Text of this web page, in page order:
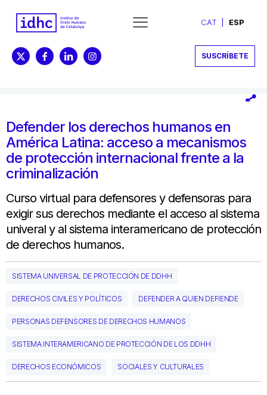
CAT ESP
SUSCRÍBETE
Defender los derechos humanos en
América Latina: acceso a mecanismos
de protección internacional frente a la
criminalización
Curso virtual para defensores y defensoras para
exigir sus derechos mediante el acceso al sistema
univeral y al sistema interamericano de protección
de derechos humanos.
SISTEMA UNIVERSAL DE PROTECCIÓN DE DDHH
DERECHOS CIVILES Y POLÍTICOS DEFENDER A QUIEN DEFIENDE
PERSONAS DEFENSORES DE DERECHOS HUMANOS
SISTEMA INTERAMERICANO DE PROTECCIÓN DE LOS DDHH
DERECHOS ECONÓMICOS SOCIALES Y CULTURALES